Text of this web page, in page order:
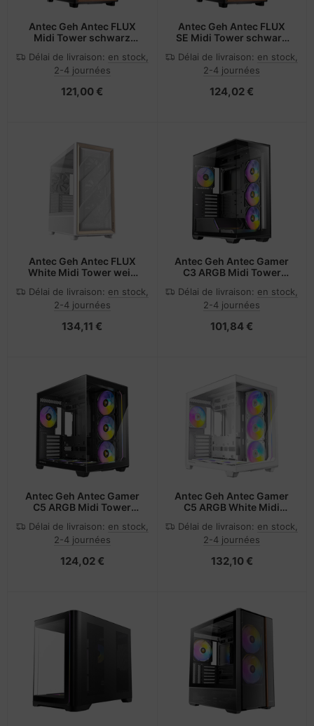
Antec Geh Antec FLUX
Midi Tower schwarz
Délai de livraison: en stock,
2-4 journées
121,00 €
Antec Geh Antec FLUX
SE Midi Tower schwarz
Délai de livraison: en stock,
2-4 journées
124,02 €
Antec Geh Antec FLUX
White Midi Tower weiß
Délai de livraison: en stock,
2-4 journées
134,11 €
Antec Geh Antec Gamer
C3 ARGB Midi Tower
Délai de livraison: en stock,
2-4 journées
101,84 €
Antec Geh Antec Gamer
C5 ARGB Midi Tower
Délai de livraison: en stock,
2-4 journées
124,02 €
Antec Geh Antec Gamer
C5 ARGB White Midi
Délai de livraison: en stock,
2-4 journées
132,10 €